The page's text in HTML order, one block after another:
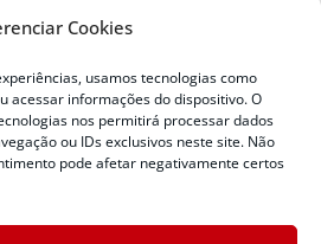
Cookies
usamos tecnologias como
acessar informações do dispositivo. O
nos permitirá processar dados
ou IDs exclusivos neste site. Não
pode afetar negativamente certos
Santa Catarina